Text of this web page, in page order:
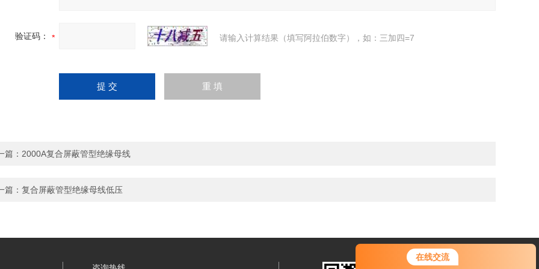
在线交流
您好！欢迎前来咨询，很高兴为您
服务，请问您要咨询什么问题呢？
验证码： 请输入计算结果（填写阿拉伯数字），如：三加四=7
篇： 2000A复合屏蔽管型绝缘母线
篇： 复合屏蔽管型绝缘母线低压